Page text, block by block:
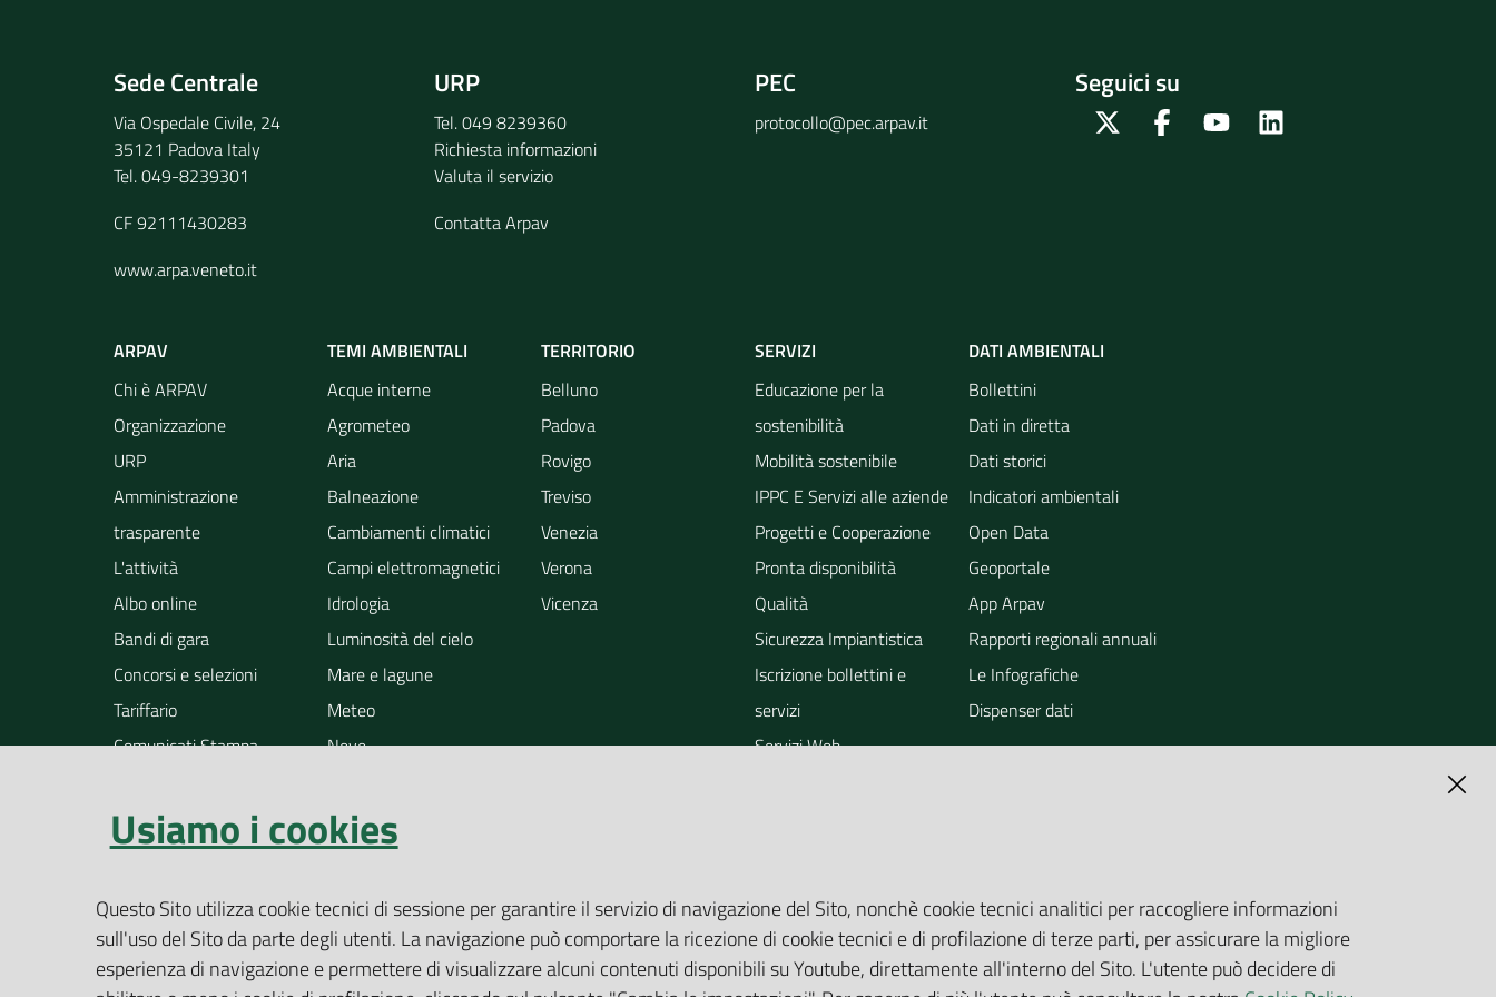
Sede Centrale
Via Ospedale Civile, 24
35121 Padova Italy
Tel. 049-8239301
CF 92111430283
www.arpa.veneto.it
URP
Tel. 049 8239360
Richiesta informazioni
Valuta il servizio
Contatta Arpav
PEC
protocollo@pec.arpav.it
Seguici su
Twitter FacebookYoutube
ARPAV
Chi è ARPAV
Organizzazione
URP
Amministrazione
trasparente
L'attività
Albo online
Bandi di gara
Concorsi e selezioni
Tariffario
Comunicati Stampa
TEMI AMBIENTALI
Acque interne
Agrometeo
Aria
Balneazione
Cambiamenti climatici
Campi elettromagnetici
Idrologia
Luminosità del cielo
Mare e lagune
Meteo
Neve
Pollini
Radioattività
Rumore
Siti contaminati
TERRITORIO
Belluno
Padova
Rovigo
Treviso
Venezia
Verona
Vicenza
SERVIZI
Educazione per la
sostenibilità
Mobilità sostenibile
IPPC E Servizi alle aziende
Progetti e Cooperazione
Pronta disponibilità
Qualità
Sicurezza Impiantistica
Iscrizione bollettini e
servizi
Servizi Web
DATI AMBIENTALI
Bollettini
Dati in diretta
Dati storici
Indicatori ambientali
Open Data
Geoportale
App Arpav
Rapporti regionali annuali
Le Infografiche
Dispenser dati
Usiamo i cookies
Questo Sito utilizza cookie tecnici di sessione per garantire il servizio di navigazione del Sito, nonchè cookie tecnici analitici per raccogliere informazioni
sull'uso del Sito da parte degli utenti. La navigazione può comportare la ricezione di cookie tecnici e di profilazione di terze parti, per assicurare la migliore
esperienza di navigazione e permettere di visualizzare alcuni contenuti disponibili su Youtube, direttamente all'interno del Sito. L'utente può decidere di